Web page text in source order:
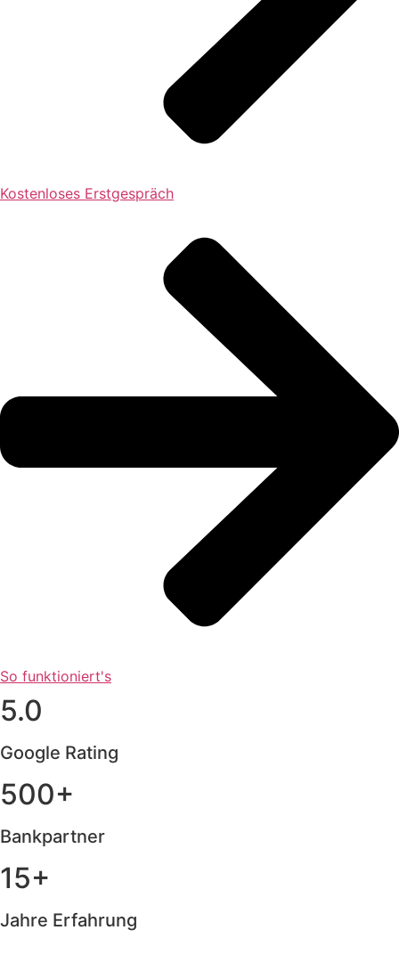
Kostenloses Erstgespräch
So funktioniert's
5.0
Google Rating
500+
Bankpartner
15+
Jahre Erfahrung